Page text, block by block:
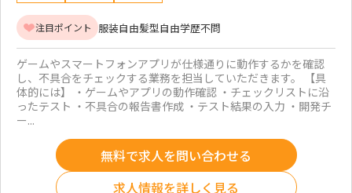
注目ポイント 服装自由髪型自由学歴不問
ゲームやスマートフォンアプリが仕様通りに動作するかを確認
し、不具合をチェックする業務を担当していただきます。 【具
体的には】 ・ゲームやアプリの動作確認 ・チェックリストに沿
ったテスト ・不具合の報告書作成 ・テスト結果の入力 ・開発チ
ー...
無料で求人を問い合わせる
求人情報を詳しく見る